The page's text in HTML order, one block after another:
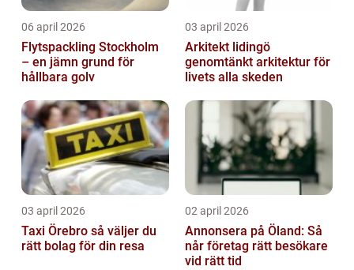
06 april 2026
Flytspackling Stockholm
– en jämn grund för
hållbara golv
03 april 2026
Arkitekt lidingö
genomtänkt arkitektur för
livets alla skeden
03 april 2026
Taxi Örebro så väljer du
rätt bolag för din resa
02 april 2026
Annonsera på Öland: Så
når företag rätt besökare
vid rätt tid